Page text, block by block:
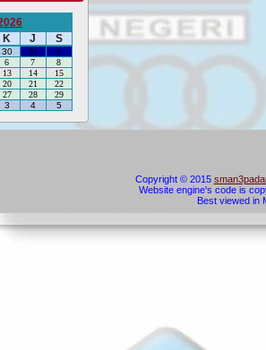
K J S
30 31
1
6 7
8
13 14
15
20 21
22
27 28
29
3 4 5
Copyright © 2015
Website engine's code is
Best viewed in